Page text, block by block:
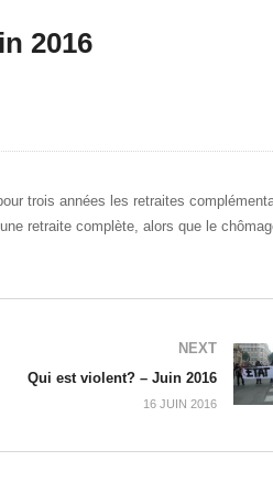
2016
trois années les retraites
retraite complète, alors que le
NEXT
Qui est violent? – Juin 2016
16 JUIN 2016